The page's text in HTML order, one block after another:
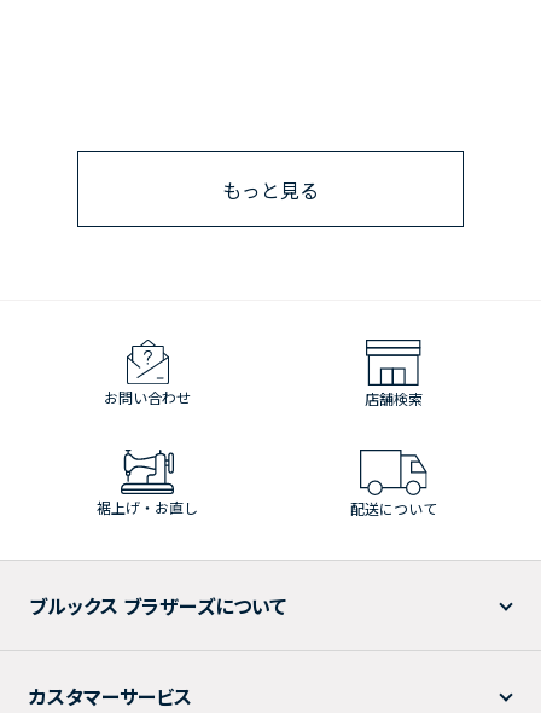
もっと見る
お問い合わせ 店舗検索
裾上げ・お直し 配送について
ブルックス ブラザーズについて
カスタマーサービス